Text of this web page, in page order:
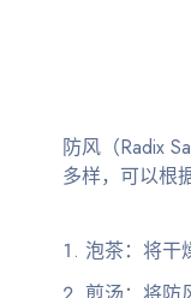
防风（Radix
多样，可以根
泡茶：将干